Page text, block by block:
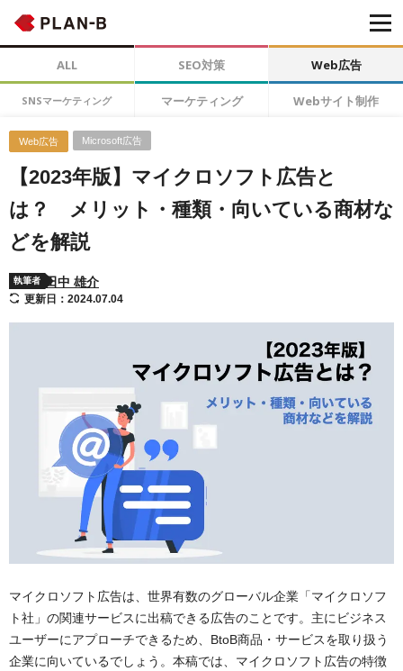
ALL SEO対策 Web広告
SNSマーケティング マーケティング Webサイト制作
Web広告 Microsoft広告
【2023年版】マイクロソフト広告と
は？ メリット・種類・向いている商材な
どを解説
執筆者 田中 雄介
更新日：2024.07.04
マイクロソフト広告は、世界有数のグローバル企業「マイクロソフ
ト社」の関連サービスに出稿できる広告のことです。主にビジネス
ユーザーにアプローチできるため、BtoB商品・サービスを取り扱う
企業に向いているでしょう。本稿では、マイクロソフト広告の特徴